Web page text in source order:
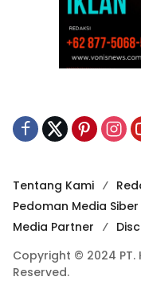
Tentang Kami
Pedoman Media Siber
Media Partner
Copyright © 2024 PT.
Reserved.